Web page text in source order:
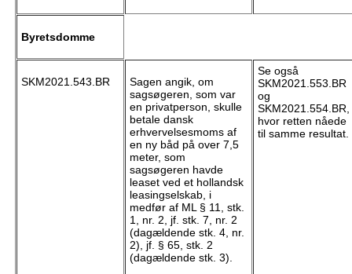
Byretsdomme
SKM2021.543.BR
Sagen angik, om
sagsøgeren, som var
en privatperson, skulle
betale dansk
erhvervelsesmoms af
en ny båd på over 7,5
meter, som
sagsøgeren havde
leaset ved et hollandsk
leasingselskab, i
medfør af ML § 11, stk.
1, nr. 2, jf. stk. 7, nr. 2
(dagældende stk. 4, nr.
2), jf. § 65, stk. 2
(dagældende stk. 3).
Se også
SKM2021.553.BR
og
SKM2021.554.BR,
hvor retten nåede
til samme resultat.